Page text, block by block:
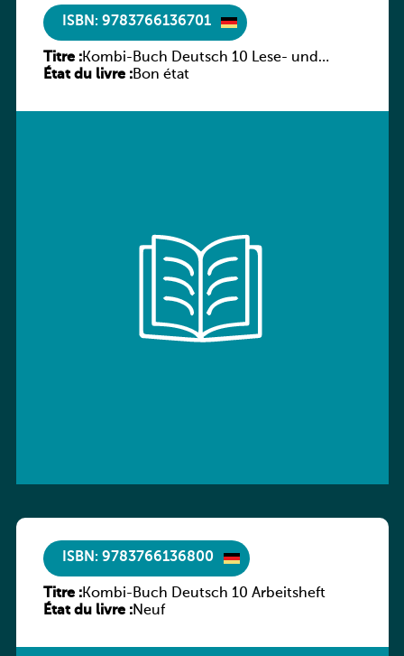
ISBN: 9783766136701
Titre :Kombi-Buch Deutsch 10 Lese- und
Sprachbuch
État du livre :Bon état
ISBN: 9783766136800
Titre :Kombi-Buch Deutsch 10 Arbeitsheft
État du livre :Neuf